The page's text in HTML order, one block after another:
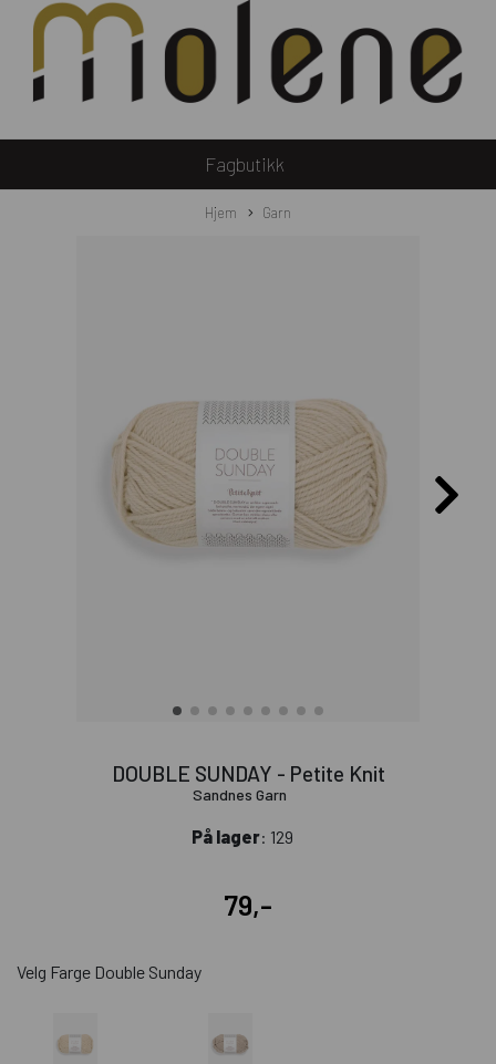
Fagbutikk
Hjem Garn
DOUBLE SUNDAY - Petite Knit
Sandnes Garn
På lager: 129
79,-
Velg Farge Double Sunday